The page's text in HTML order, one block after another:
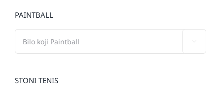
PAINTBALL
STONI TENIS